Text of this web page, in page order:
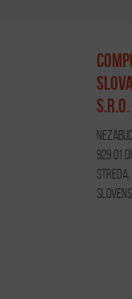
S.R.O.
929 01
STREDA,